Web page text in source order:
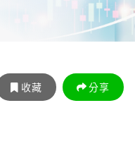
收藏 分享